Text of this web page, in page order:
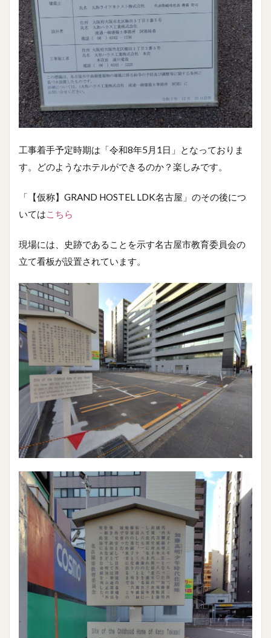
工事着手予定時期は「令和8年5月1日」となっておりま
す。どのようなホテルができるのか？楽しみです。
「【仮称】GRAND HOSTEL LDK名古屋」のその後につ
いてはこちら
現場には、史跡であることを示す名古屋市教育委員会の
立て看板が設置されています。